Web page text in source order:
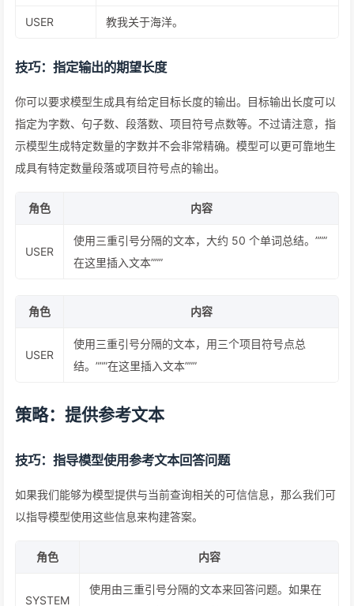
USER 教我关于海洋。
技巧：指定输出的期望长度
你可以要求模型生成具有给定目标长度的输出。目标输出长度可以
指定为字数、句子数、段落数、项目符号点数等。不过请注意，指
示模型生成特定数量的字数并不会非常精确。模型可以更可靠地生
成具有特定数量段落或项目符号点的输出。
角色 内容
USER
使用三重引号分隔的文本，大约 50 个单词总结。”””
在这里插入文本”””
角色 内容
USER
使用三重引号分隔的文本，用三个项目符号点总
结。”””在这里插入文本”””
策略：提供参考文本
技巧：指导模型使用参考文本回答问题
如果我们能够为模型提供与当前查询相关的可信信息，那么我们可
以指导模型使用这些信息来构建答案。
角色 内容
SYSTEM
使用由三重引号分隔的文本来回答问题。如果在